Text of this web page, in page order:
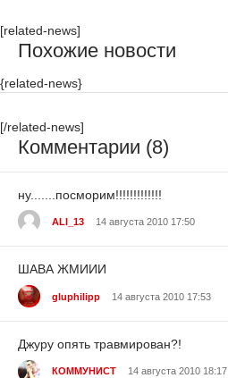
[related-news]
Похожие новости
{related-news}
[/related-news]
Комментарии (8)
ну.......посморим!!!!!!!!!!!!!
ALI_13 14 августа 2010 17:50
ШАВА ЖМИИИ
gluphilipp 14 августа 2010 17:53
Джуру опять травмирован?!
КОММУНИСТ 14 августа 2010 18:17